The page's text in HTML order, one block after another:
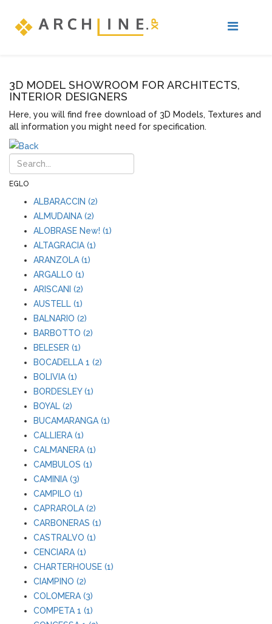
3D MODEL SHOWROOM FOR ARCHITECTS,
INTERIOR DESIGNERS
Here, you will find free download of 3D Models, Textures and
all information you might need for specification.
EGLO
ALBARACCIN (2)
ALMUDAINA (2)
ALOBRASE New! (1)
ALTAGRACIA (1)
ARANZOLA (1)
ARGALLO (1)
ARISCANI (2)
AUSTELL (1)
BALNARIO (2)
BARBOTTO (2)
BELESER (1)
BOCADELLA 1 (2)
BOLIVIA (1)
BORDESLEY (1)
BOYAL (2)
BUCAMARANGA (1)
CALLIERA (1)
CALMANERA (1)
CAMBULOS (1)
CAMINIA (3)
CAMPILO (1)
CAPRAROLA (2)
CARBONERAS (1)
CASTRALVO (1)
CENCIARA (1)
CHARTERHOUSE (1)
CIAMPINO (2)
COLOMERA (3)
COMPETA 1 (1)